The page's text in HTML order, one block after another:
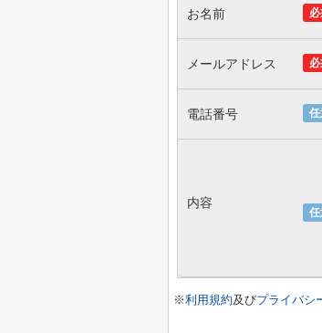
お名前
メールアドレス
任
電話番号
任
内容
※利用規約及びプライバシ